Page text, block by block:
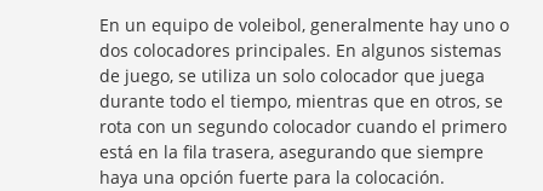
En un equipo de voleibol, generalmente hay uno o
dos colocadores principales. En algunos sistemas
de juego, se utiliza un solo colocador que juega
durante todo el tiempo, mientras que en otros, se
rota con un segundo colocador cuando el primero
está en la fila trasera, asegurando que siempre
haya una opción fuerte para la colocación.